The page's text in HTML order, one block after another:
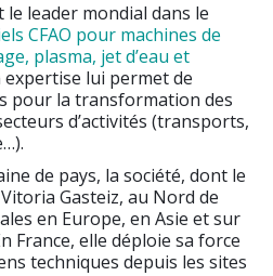
le leader mondial dans le
CFAO pour machines de
plasma, jet d’eau et
expertise lui permet de
pour la transformation des
d’activités (transports,
de pays, la société, dont le
Gasteiz, au Nord de
en Europe, en Asie et sur
France, elle déploie sa force
techniques depuis les sites